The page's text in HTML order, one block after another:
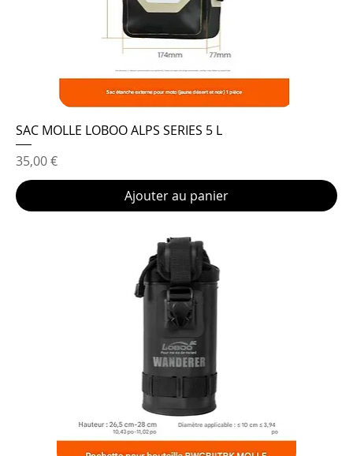
SAC MOLLE LOBOO ALPS SERIES 5 L
Prix
35,00 €
Ajouter au panier